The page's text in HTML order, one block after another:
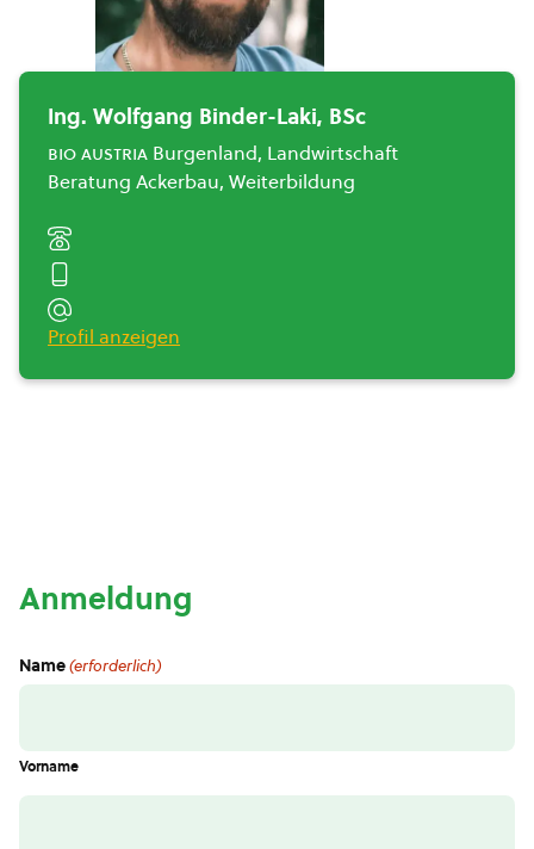
Ing. Wolfgang Binder-Laki, BSc
bio austria Burgenland, Landwirtschaft
Beratung Ackerbau, Weiterbildung
Profil anzeigen
Anmeldung
Name(erforderlich)
Vorname